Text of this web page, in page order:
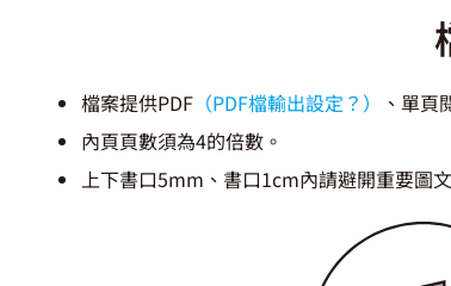
檔案提供PDF （PDF檔輸出設定？） 、單
內頁頁數須為4的倍數。
上下書口5mm、書口1cm內請避開重要圖